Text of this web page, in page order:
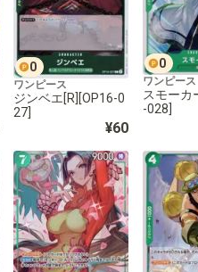
0
ワンピース
ジンベエ[R][OP16-0
27]
¥60
0
ワンピース
スモーカ
-028]